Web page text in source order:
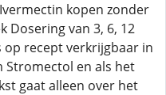
kopen zonder
Dosering van 3, 6, 12
op recept verkrijgbaar in
en als het
gaat alleen over het